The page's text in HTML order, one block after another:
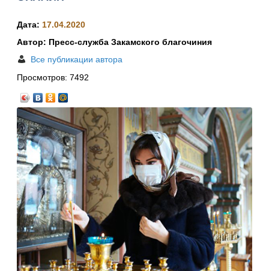
Дата: 17.04.2020
Автор: Пресс-служба Закамского благочиния
Все публикации автора
Просмотров: 7492